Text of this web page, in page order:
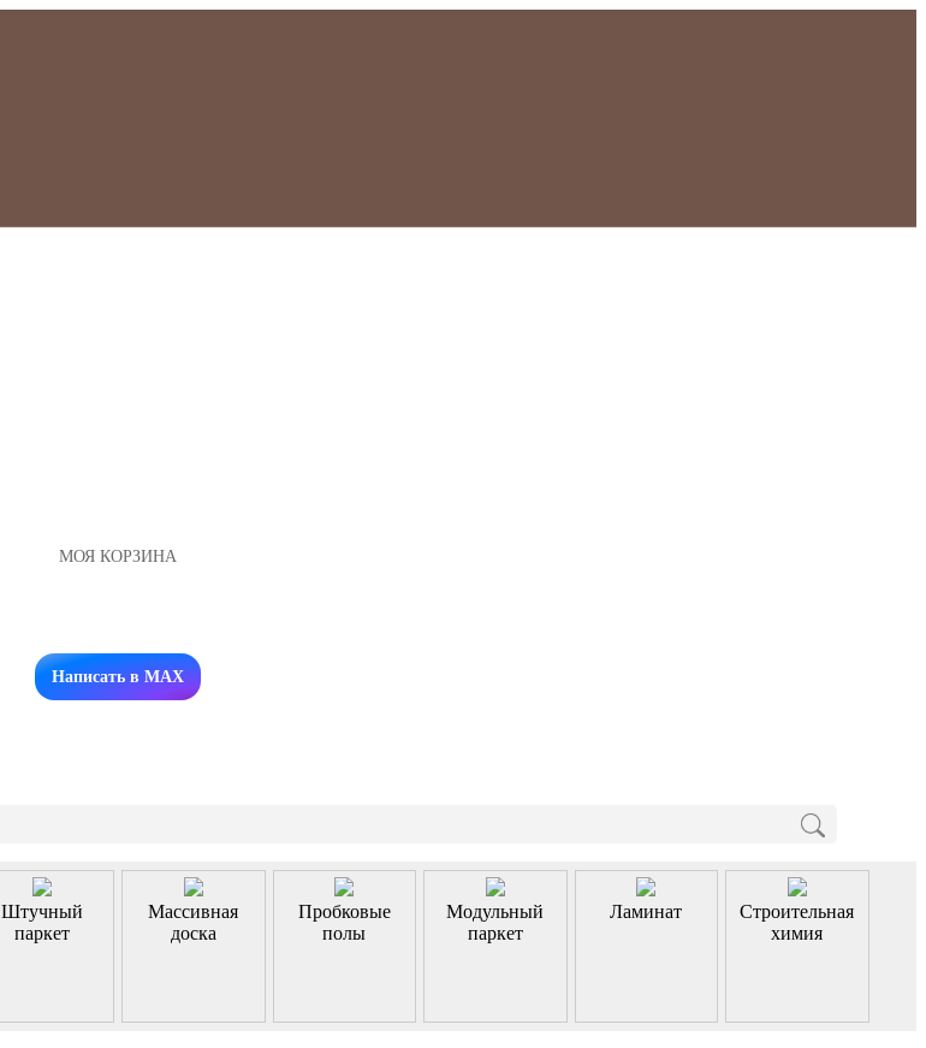
МОЯ КОРЗИНА
Заказать звонок
Написать в MAX
Штучный
паркет
Массивная
доска
Пробковые
полы
Модульный
паркет
Ламинат
Строительная
химия